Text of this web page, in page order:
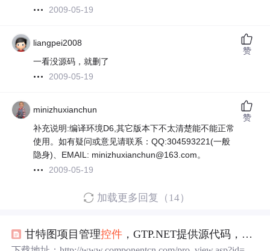
2009-05-19
liangpei2008
一看没源码，就删了
2009-05-19
赞
minizhuxianchun
补充说明:编译环境D6,其它版本下不太清楚能不能正常
使用。如有疑问或意见请联系：QQ:304593221(一般
隐身)、EMAIL: minizhuxianchun@163.com。
2009-05-19
赞
加载更多回复（14）
甘特图项目管理控件 ，GTP.NET提供源代码，下载